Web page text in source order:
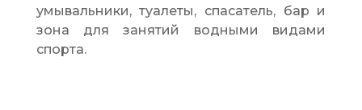
умывальники, туалеты, спасатель, бар и
зона для занятий водными видами
спорта.